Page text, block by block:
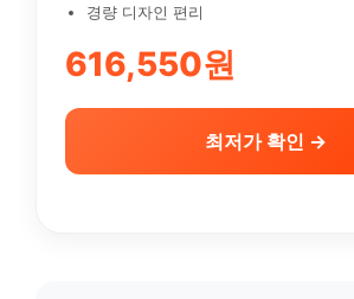
경량 디자인 편리
616,550원
최저가 확인 →